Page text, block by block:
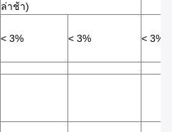
ล่าช้า)
< 3% < 3% < 3%